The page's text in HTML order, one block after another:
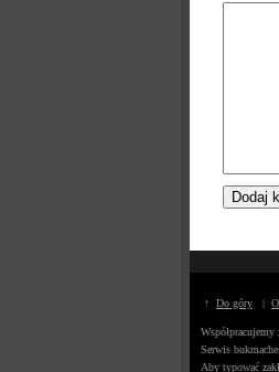
↑ Do góry |
Współpracujemy
Serwis
Aby typować